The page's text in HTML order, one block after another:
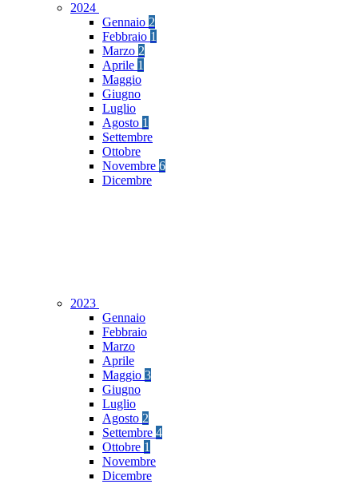
2024
Gennaio 2
Febbraio 1
Marzo 2
Aprile 1
Maggio
Giugno
Luglio
Agosto 1
Settembre
Ottobre
Novembre 6
Dicembre
2023
Gennaio
Febbraio
Marzo
Aprile
Maggio 3
Giugno
Luglio
Agosto 2
Settembre 4
Ottobre 1
Novembre
Dicembre